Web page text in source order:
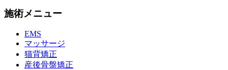
施術メニュー
EMS
マッサージ
猫背矯正
産後骨盤矯正